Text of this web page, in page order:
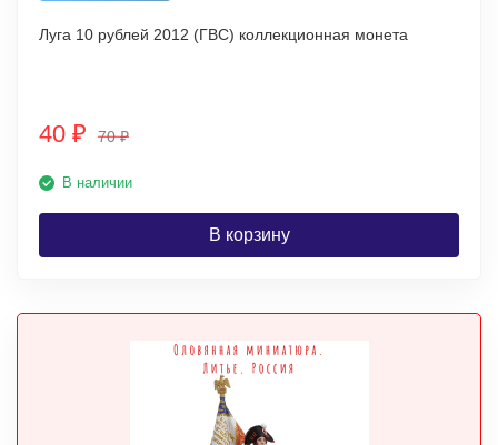
Луга 10 рублей 2012 (ГВС) коллекционная монета
40 ₽ 70₽
В наличии
В корзину